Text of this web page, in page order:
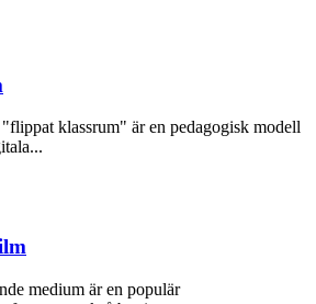
klassrum" är en pedagogisk modell
medium är en populär